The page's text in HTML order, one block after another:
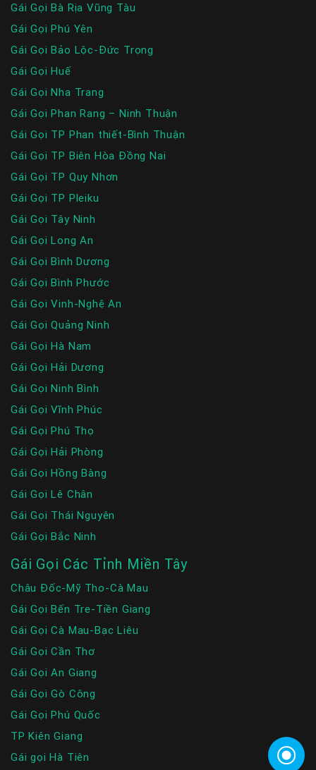
Gái Gọi Bà Rịa Vũng Tàu
Gái Gọi Phú Yên
Gái Gọi Bảo Lộc-Đức Trọng
Gái Gọi Huế
Gái Gọi Nha Trang
Gái Gọi Phan Rang – Ninh Thuận
Gái Gọi TP Phan thiết-Bình Thuận
Gái Gọi TP Biên Hòa Đồng Nai
Gái Gọi TP Quy Nhơn
Gái Gọi TP Pleiku
Gái Gọi Tây Ninh
Gái Gọi Long An
Gái Gọi Bình Dương
Gái Gọi Bình Phước
Gái Gọi Vinh-Nghệ An
Gái Gọi Quảng Ninh
Gái Gọi Hà Nam
Gái Gọi Hải Dương
Gái Gọi Ninh Bình
Gái Gọi Vĩnh Phúc
Gái Gọi Phú Thọ
Gái Gọi Hải Phòng
Gái Gọi Hồng Bàng
Gái Gọi Lê Chân
Gái Gọi Thái Nguyên
Gái Gọi Bắc Ninh
Gái Gọi Các Tỉnh Miền Tây
Châu Đốc-Mỹ Tho-Cà Mau
Gái Gọi Bến Tre-Tiền Giang
Gái Gọi Cà Mau-Bạc Liêu
Gái Gọi Cần Thơ
Gái Gọi An Giang
Gái Gọi Gò Công
Gái Gọi Phú Quốc
TP Kiên Giang
Gái gọi Hà Tiên